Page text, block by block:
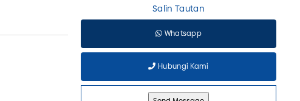
Salin Tautan
Whatsapp
Hubungi Kami